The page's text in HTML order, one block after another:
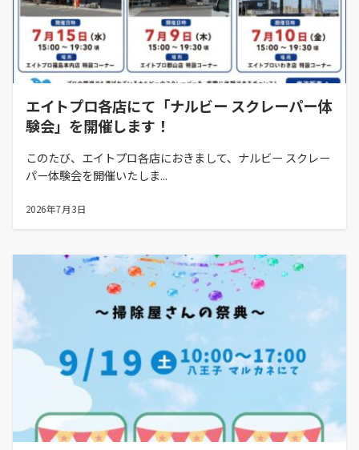
エイトプロ各店にて「ナルビー スクレーパー体
験会」を開催します！
このたび、エイトプロ各店におきまして、ナルビー スクレー
パー体験会を開催いたしま...
2026年7月3日